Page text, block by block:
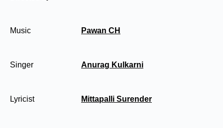
Music Pawan CH
Singer Anurag Kulkarni
Lyricist Mittapalli Surender